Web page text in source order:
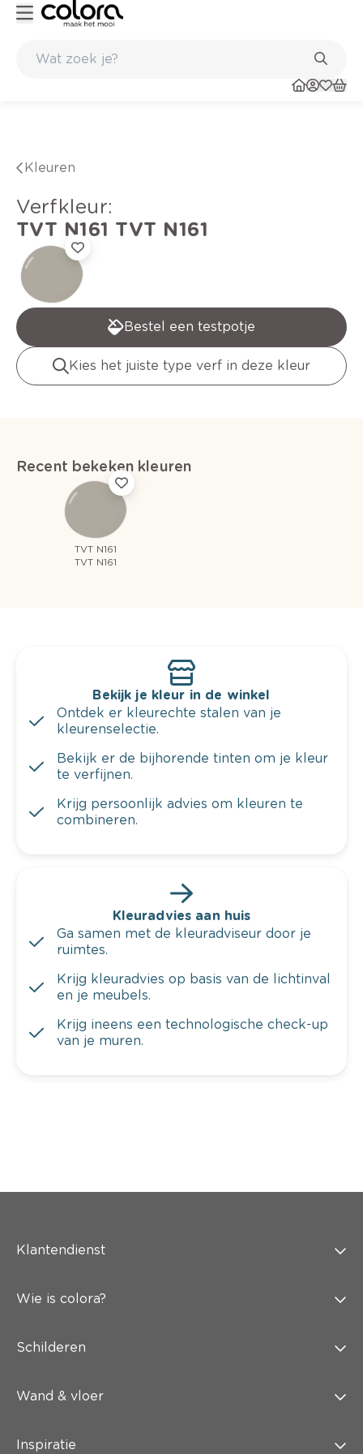
Kleuren
verfkleur:
TVT N161 TVT N161
Bestel een testpotje
Kies het juiste type verf in deze kleur
Recent bekeken kleuren
TVT N161
TVT N161
Bekijk je kleur in de winkel
Ontdek er kleurechte stalen van je
kleurenselectie.
Bekijk er de bijhorende tinten om je kleur
te verfijnen.
Krijg persoonlijk advies om kleuren te
combineren.
Kleuradvies aan huis
Ga samen met de kleuradviseur door je
ruimtes.
Krijg kleuradvies op basis van de lichtinval
en je meubels.
Krijg ineens een technologische check-up
van je muren.
Klantendienst
Wie is colora?
Schilderen
Wand & vloer
Inspiratie